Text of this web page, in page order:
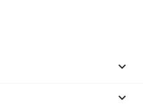

